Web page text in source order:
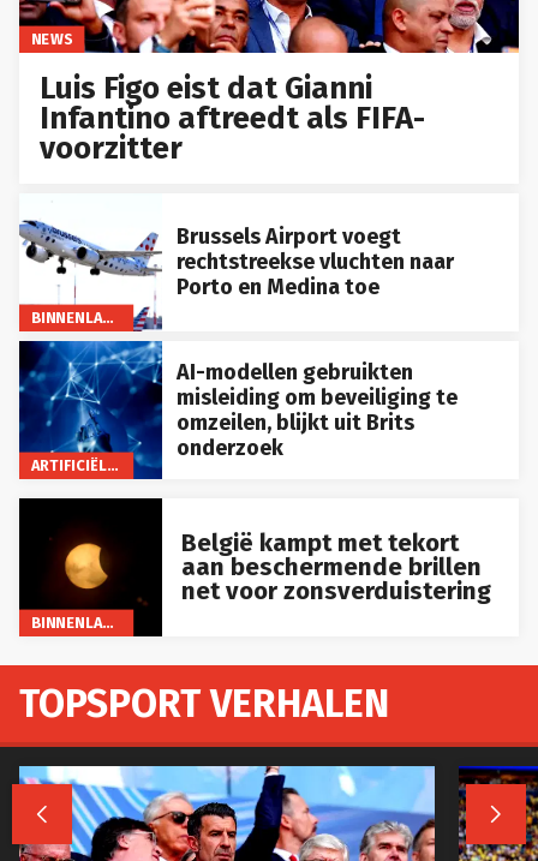
NEWS
Luis Figo eist dat Gianni
Infantino aftreedt als FIFA-
voorzitter
BINNENLAND
Brussels Airport voegt
rechtstreekse vluchten naar
Porto en Medina toe
ARTIFICIËLE INTELLIGENTIE
AI-modellen gebruikten
misleiding om beveiliging te
omzeilen, blijkt uit Brits
onderzoek
aan beschermende brillen
net voor zonsverduistering
TOPSPORT VERHALEN